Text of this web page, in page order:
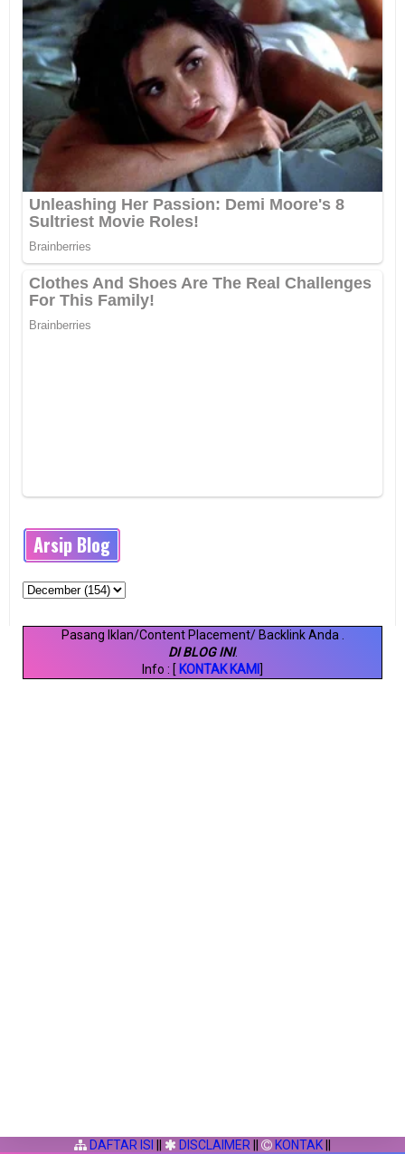
Arsip Blog
Pasang Iklan/Content Placement/ Backlink Anda
DI BLOG INI.
Info : [ KONTAK KAMI ]
DAFTAR ISI DISCLAIMER KONTAK